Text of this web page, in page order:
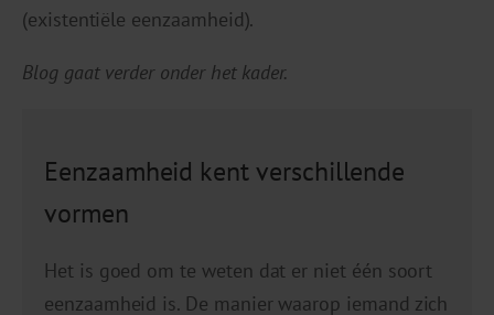
(existentiële eenzaamheid).
Blog gaat verder onder het kader.
Eenzaamheid kent verschillende
vormen
Het is goed om te weten dat er niet één soort
eenzaamheid is. De manier waarop iemand zich